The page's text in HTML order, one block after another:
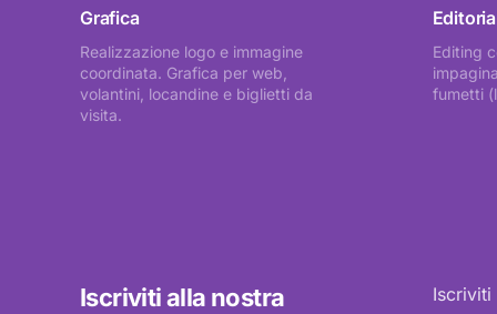
Grafica
Realizzazione logo e immagine
coordinata. Grafica per web,
volantini, locandine e biglietti da
visita.
Editoria
Editing
fumetti
Iscriviti alla nostra
Iscriviti